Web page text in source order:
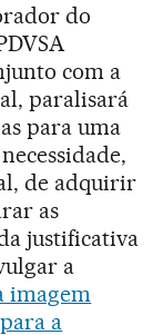
do
com a
paralisará
para uma
de adquirir
as
justificativa
a
imagem
a